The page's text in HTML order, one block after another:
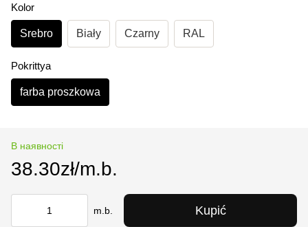
Kolor
Srebro Biały Czarny RAL
Pokrittya
farba proszkowa
В наявності
38.30zł/m.b.
m.b. Kupić